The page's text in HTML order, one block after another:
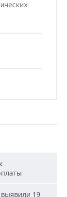
выявили 19